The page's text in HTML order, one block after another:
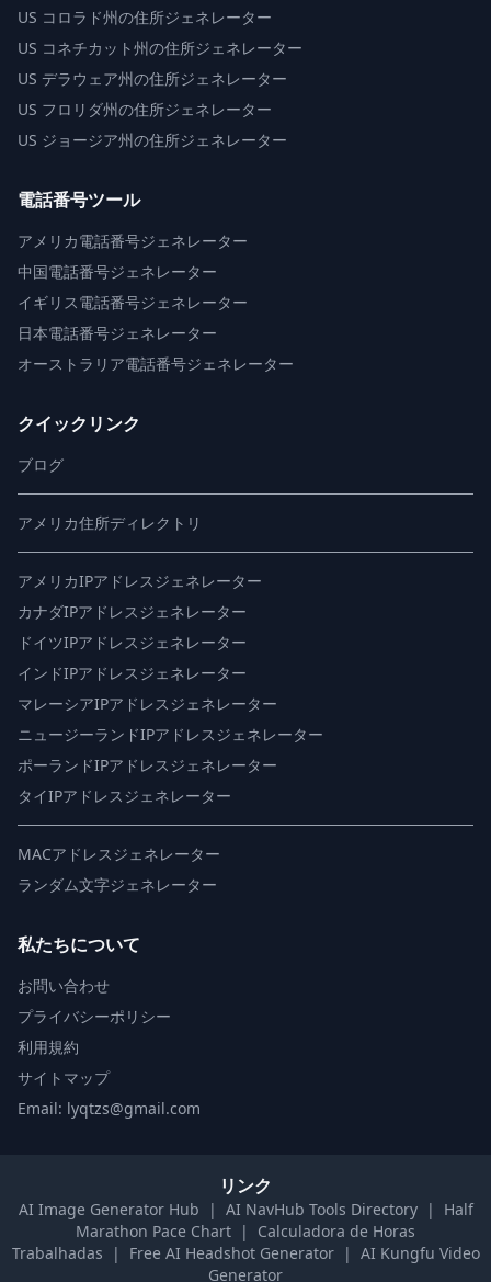
US コロラド州の住所ジェネレーター
US コネチカット州の住所ジェネレーター
US デラウェア州の住所ジェネレーター
US フロリダ州の住所ジェネレーター
US ジョージア州の住所ジェネレーター
電話番号ツール
アメリカ電話番号ジェネレーター
中国電話番号ジェネレーター
イギリス電話番号ジェネレーター
日本電話番号ジェネレーター
オーストラリア電話番号ジェネレーター
クイックリンク
ブログ
アメリカ住所ディレクトリ
アメリカIPアドレスジェネレーター
カナダIPアドレスジェネレーター
ドイツIPアドレスジェネレーター
インドIPアドレスジェネレーター
マレーシアIPアドレスジェネレーター
ニュージーランドIPアドレスジェネレーター
ポーランドIPアドレスジェネレーター
タイIPアドレスジェネレーター
MACアドレスジェネレーター
ランダム文字ジェネレーター
私たちについて
お問い合わせ
プライバシーポリシー
利用規約
サイトマップ
Email: lyqtzs@gmail.com
リンク
AI Image Generator Hub | AI NavHub Tools Directory |
Half
Marathon Pace Chart |
Calculadora de Horas
Trabalhadas
| Free AI Headshot Generator | AI Kungfu Video
Generator